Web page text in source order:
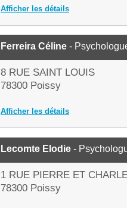
Afficher les détails
Ferreira Céline -
8 RUE SAINT LOUIS
78300 Poissy
Afficher les détails
Lecomte Elodie -
1 RUE PIERRE ET
78300 Poissy